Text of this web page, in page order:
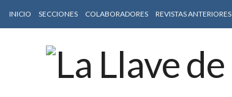
INICIO SECCIONES COLABORADORES REVISTAS ANTERIORES